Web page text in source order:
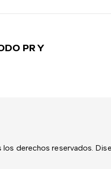
PR Y
derechos reservados.